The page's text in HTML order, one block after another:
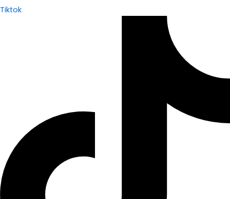
Tiktok